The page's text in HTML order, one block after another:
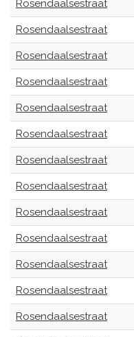
Rosendaalsestraat
Rosendaalsestraat
Rosendaalsestraat
Rosendaalsestraat
Rosendaalsestraat
Rosendaalsestraat
Rosendaalsestraat
Rosendaalsestraat
Rosendaalsestraat
Rosendaalsestraat
Rosendaalsestraat
Rosendaalsestraat
Rosendaalsestraat